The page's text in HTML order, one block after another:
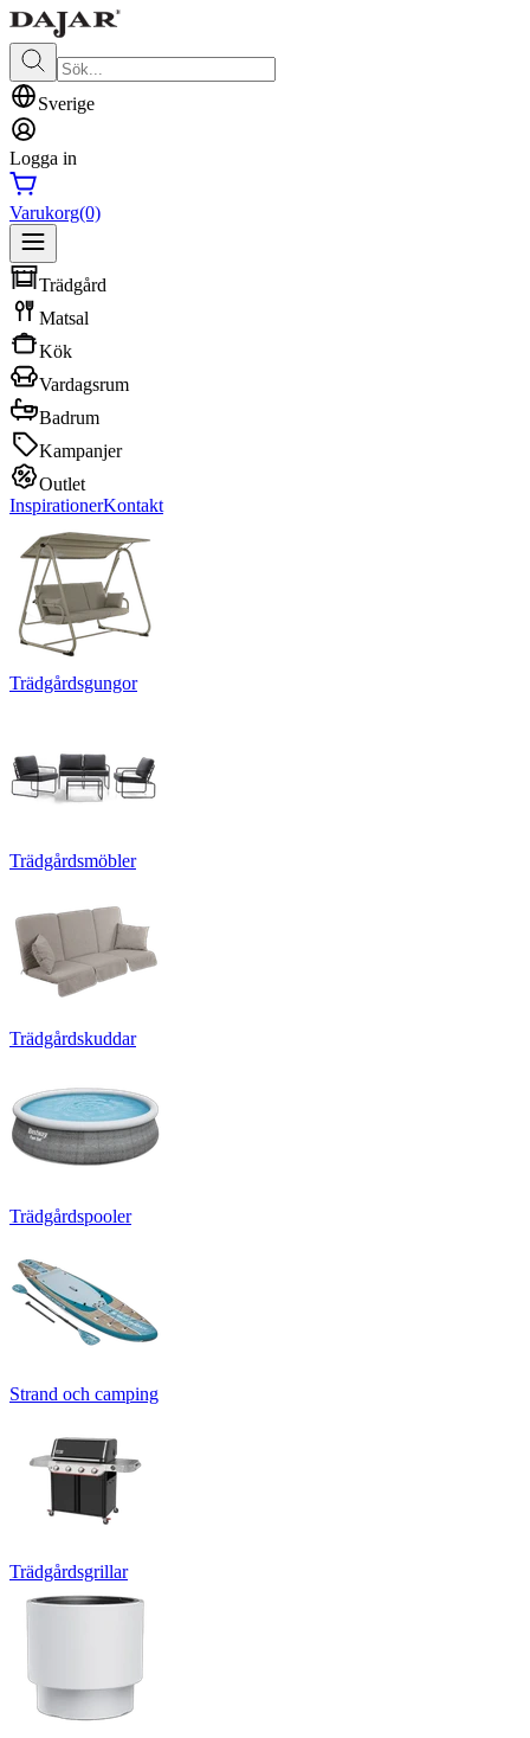
Sverige
Logga in
Varukorg(0)
Trädgård
Matsal
Kök
Vardagsrum
Badrum
Kampanjer
Outlet
InspirationerKontakt
Trädgårdsgungor
Trädgårdsmöbler
Trädgårdskuddar
Trädgårdspooler
Strand och camping
Trädgårdsgrillar